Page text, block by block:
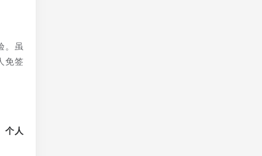
。虽
免签
个人